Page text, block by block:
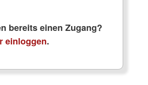
bereits einen Zugang?
einloggen.